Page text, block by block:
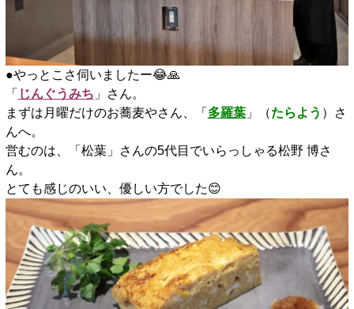
●やっとこさ伺いましたー😂🙏
「 じんぐうみち 」さん。
まずは月曜だけのお蕎麦やさん、「 多羅葉」（たらよう ）さ
んへ。
営むのは、「松葉」さんの5代目でいらっしゃる松野 博さ
ん。
とても感じのいい、優しい方でした😊